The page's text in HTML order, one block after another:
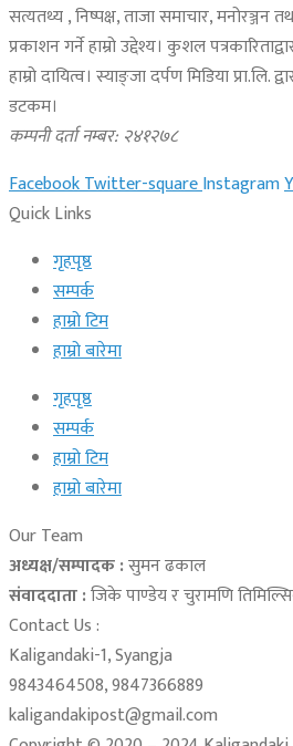
सत्यतथ्य , निष्पक्ष, ताजा समाचार,
प्रकाशन गर्ने हाम्रो उद्देश्य। कुशल
हाम्रो दायित्व। स्याङ्जा दर्पण मिडिया प्रा.लि.
डटकम।
कम्पनी दर्ता नम्बर: २४१२७८
FacebookTwitter-squareInstagram
Quick Links
गृहपृष्ठ
सम्पर्क
हाम्रो टिम
हाम्रो बारेमा
गृहपृष्ठ
सम्पर्क
हाम्रो टिम
हाम्रो बारेमा
Our Team
अध्यक्ष/सम्पादक :सुमन ढकाल
संवाददाता :जिके पाण्डेय र चुरामणि
Contact Us :
Kaligandaki-1, Syangja
9843464508, 9847366889
kaligandakipost@gmail.com